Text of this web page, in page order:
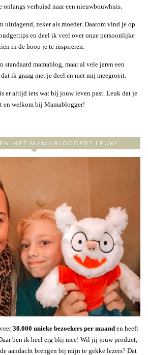
onlangs verhuisd naar een nieuwbouwhuis.
uitdagend, zeker als moeder. Daarom vind je op
en deel ik veel over onze persoonlijke
in de hoop je te inspireren.
standaard mamablog, maar al vele jaren een
ik graag met je deel en met mij meegroeit.
er altijd iets wat bij jouw leven past. Leuk dat je
en welkom bij Mamablogger!
MET MAMABLOGGER? LEUK!
30.000 unieke bezoekers per maanden heeft
Daar ben ik heel erg blij mee! Wil jij jouw product,
aandacht brengen bij mijn te gekke lezers? Dat